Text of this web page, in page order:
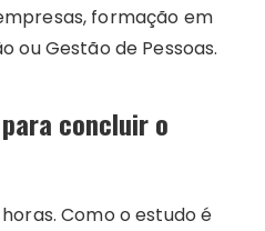
formação em
ou Gestão de Pessoas.
concluir o
Como o estudo é